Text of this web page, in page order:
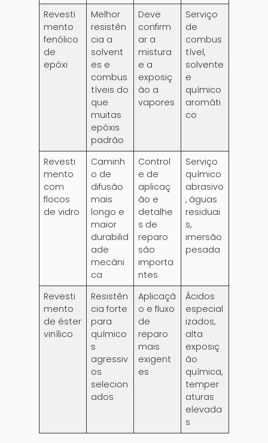
Revesti
mento
fenólico
de
epóxi
Melhor
resistên
cia a
solvent
es e
combus
tíveis do
que
muitas
epóxis
padrão
Deve
confirm
ar a
mistura
e a
exposiç
ão a
vapores
Serviço
de
combus
tível,
solvente
e
químico
aromáti
co
Revesti
mento
com
flocos
de vidro
Caminh
o de
difusão
mais
longo e
maior
durabilid
ade
mecâni
ca
Control
e de
aplicaç
ão e
detalhe
s de
reparo
são
importa
ntes
Serviço
químico
abrasivo
, águas
residuai
s,
imersão
pesada
Revesti
mento
de éster
vinílico
Resistên
cia forte
para
químico
s
agressiv
os
selecion
ados
Aplicaçã
o e fluxo
de
reparo
mais
exigent
es
Ácidos
especial
izados,
alta
exposiç
ão
química,
temper
aturas
elevada
s